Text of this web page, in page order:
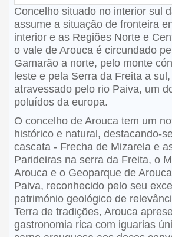
Concelho situado no interior sul
assume a situação de fronteira
interior e as Regiões Norte e
o vale de Arouca é circundado
Gamarão a norte, pelo monte
leste e pela Serra da Freita a
atravessado pelo rio Paiva, um
poluídos da europa.
O concelho de Arouca tem um
histórico e natural, destacando-
cascata - Frecha de Mizarela e
Parideiras na serra da Freita, o
Arouca e o Geoparque de
Paiva, reconhecido pelo seu
património geológico de
Terra de tradições, Arouca
gastronomia rica com iguarias